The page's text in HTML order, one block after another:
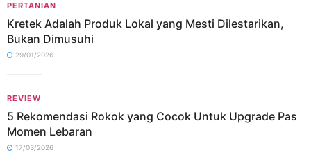
PERTANIAN
Kretek Adalah Produk Lokal yang Mesti Dilestarikan,
Bukan Dimusuhi
29/01/2026
REVIEW
5 Rekomendasi Rokok yang Cocok Untuk Upgrade Pas
Momen Lebaran
17/03/2026